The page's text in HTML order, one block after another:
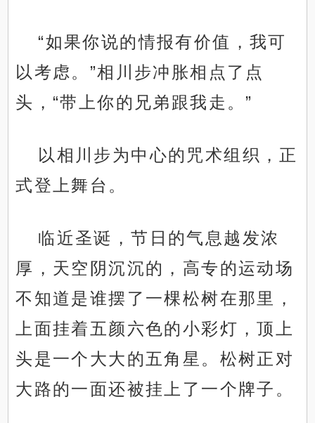
“如果你说的情报有价值，我可
以考虑。”相川步冲胀相点了点
头，“带上你的兄弟跟我走。”
以相川步为中心的咒术组织，正
式登上舞台。
临近圣诞，节日的气息越发浓
厚，天空阴沉沉的，高专的运动场
不知道是谁摆了一棵松树在那里，
上面挂着五颜六色的小彩灯，顶上
头是一个大大的五角星。松树正对
大路的一面还被挂上了一个牌子。